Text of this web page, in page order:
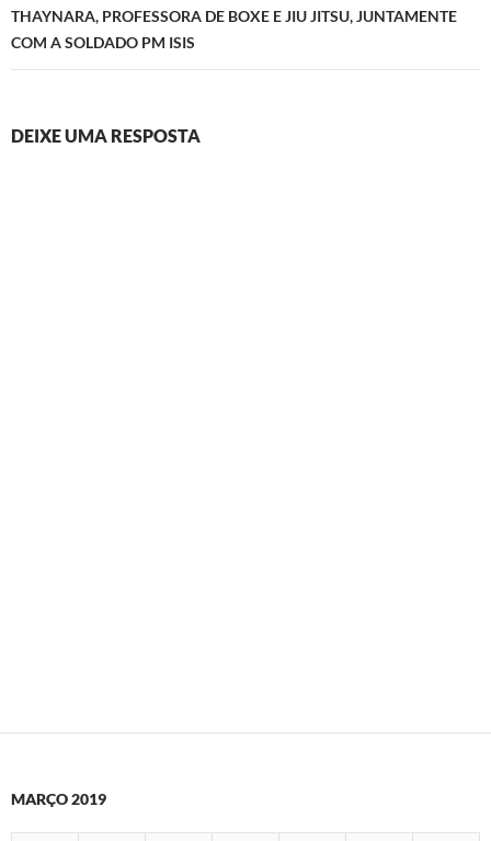
THAYNARA, PROFESSORA DE BOXE E JIU JITSU, JUNTAMENTE
COM A SOLDADO PM ISIS
DEIXE UMA RESPOSTA
MARÇO 2019